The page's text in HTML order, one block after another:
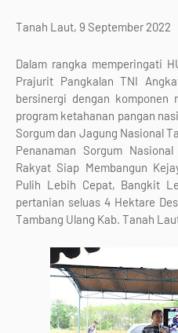
Tanah Laut, 9 September 2022
Dalam rangka memperingati
Prajurit Pangkalan TNI
bersinergi dengan komponen
program ketahanan pangan
Sorgum dan Jagung Nasional
Penanaman Sorgum
Rakyat Siap Membangun
Pulih Lebih Cepat, Bangkit
pertanian seluas 4 Hektare
Tambang Ulang Kab. Tanah